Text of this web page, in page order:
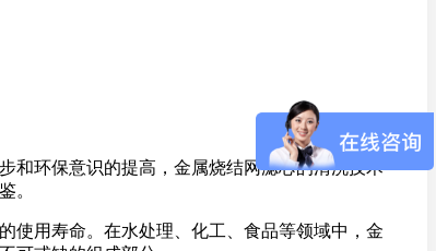
和环保意识的提高，金属烧结网滤芯的清洗技术
。
使用寿命。在水处理、化工、食品等领域中，金